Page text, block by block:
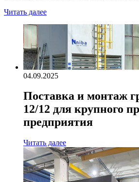
Читать далее
04.09.2025
Поставка и монтаж
12/12 для крупного
предприятия
Читать далее